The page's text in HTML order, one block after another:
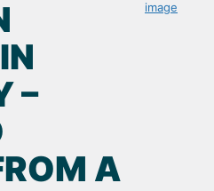
–
A